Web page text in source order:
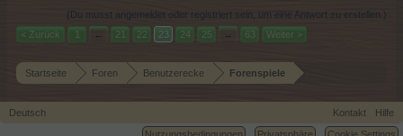
(Du musst angemeldet oder registriert sein, um eine Antwort zu erstellen.)
< Zurück
1 ← 21 22 23 24 25 → 63 Weiter >
Startseite Foren Benutzerecke Forenspiele
Deutsch Kontakt
Hilfe